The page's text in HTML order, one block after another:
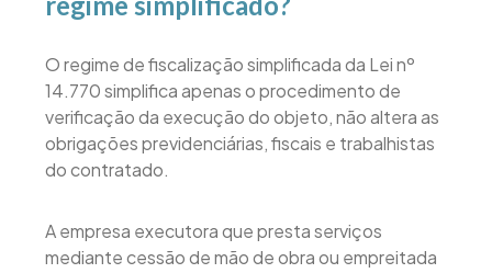
O regime de fiscalização simplificada da Lei nº
14.770 simplifica apenas o procedimento de
verificação da execução do objeto, não altera as
obrigações previdenciárias, fiscais e trabalhistas
do contratado.
A empresa executora que presta serviços
mediante cessão de mão de obra ou empreitada